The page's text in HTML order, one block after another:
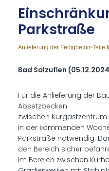
Park­stra­ße
Anlieferung der Fertigbeton-Teile
Bad Salzuflen
Für die Anlieferung der
Absetzbecken
zwischen
in der kommenden
Parkstraße notwendig.
den Bereich sicher
im Bereich zwischen